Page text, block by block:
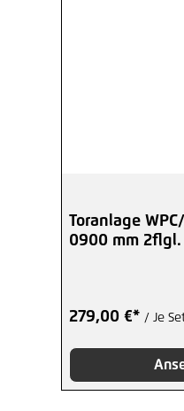
Toranlage
0900 mm
279,00 €* / Je